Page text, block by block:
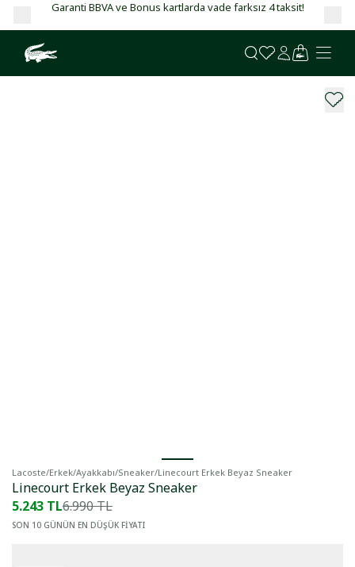
Garanti BBVA ve Bonus kartlarda vade farksız 4 taksit!
Lacoste/Erkek/Ayakkabı/Sneaker/Linecourt Erkek Beyaz Sneaker
Linecourt Erkek Beyaz Sneaker
5.243 TL6.990 TL
SON 10 GÜNÜN EN DÜŞÜK FİYATI